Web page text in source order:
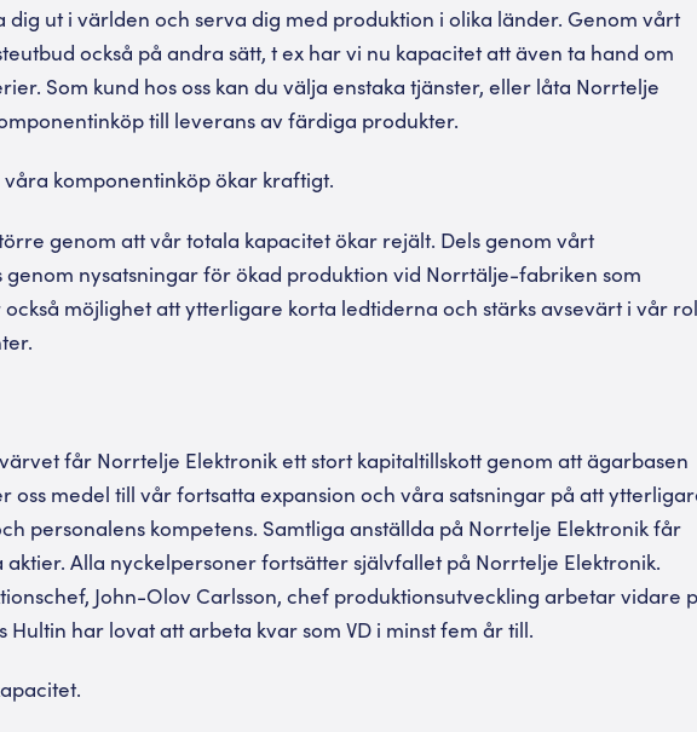
dig ut i världen och serva dig med produktion i olika länder. Genom vårt
också på andra sätt, t ex har vi nu kapacitet att även ta hand om
Som kund hos oss kan du välja enstaka tjänster, eller låta Norrtelje
till leverans av färdiga produkter.
komponentinköp ökar kraftigt.
genom att vår totala kapacitet ökar rejält. Dels genom vårt
nysatsningar för ökad produktion vid Norrtälje-fabriken som
möjlighet att ytterligare korta ledtiderna och stärks avsevärt i vår
får Norrtelje Elektronik ett stort kapitaltillskott genom att ägarbasen
oss medel till vår fortsatta expansion och våra satsningar på att
personalens kompetens. Samtliga anställda på Norrtelje Elektronik får
Alla nyckelpersoner fortsätter självfallet på Norrtelje Elektronik.
John-Olov Carlsson, chef produktionsutveckling arbetar vidare
Hultin har lovat att arbeta kvar som VD i minst fem år till.